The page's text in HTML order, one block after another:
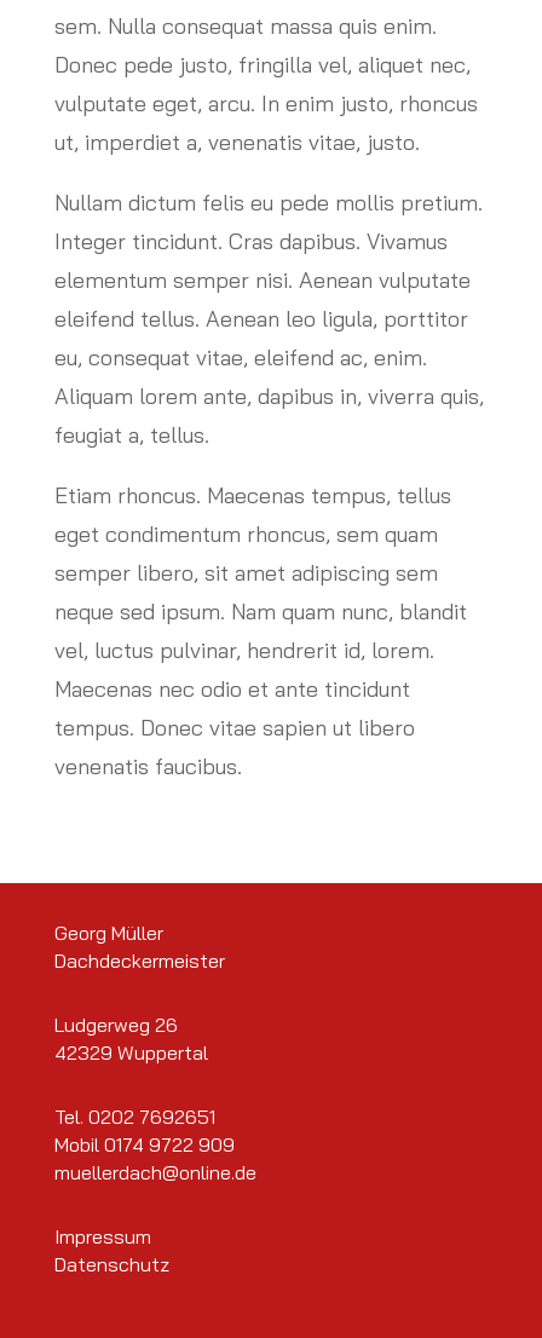
sem. Nulla consequat massa quis enim.
Donec pede justo, fringilla vel, aliquet nec,
vulputate eget, arcu. In enim justo, rhoncus
ut, imperdiet a, venenatis vitae, justo.
Nullam dictum felis eu pede mollis pretium.
Integer tincidunt. Cras dapibus. Vivamus
elementum semper nisi. Aenean vulputate
eleifend tellus. Aenean leo ligula, porttitor
eu, consequat vitae, eleifend ac, enim.
Aliquam lorem ante, dapibus in, viverra quis,
feugiat a, tellus.
Etiam rhoncus. Maecenas tempus, tellus
eget condimentum rhoncus, sem quam
semper libero, sit amet adipiscing sem
neque sed ipsum. Nam quam nunc, blandit
vel, luctus pulvinar, hendrerit id, lorem.
Maecenas nec odio et ante tincidunt
tempus. Donec vitae sapien ut libero
venenatis faucibus.
Georg Müller
Dachdeckermeister
Ludgerweg 26
42329 Wuppertal
Tel. 0202 7692651
Mobil 0174 9722 909
muellerdach@online.de
Impressum
Datenschutz